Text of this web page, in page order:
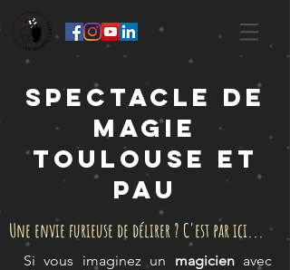
SPECTACLE DE
MAGIE
TOULOUSE ET
PAU
Une envie furieuse de délirer ? C'est par ici...
Si vous imaginez un magicien avec